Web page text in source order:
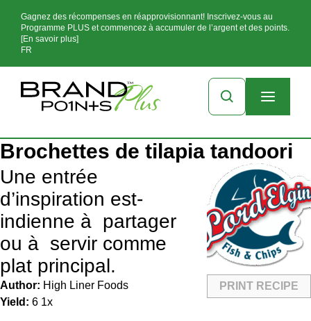
Gagnez des récompenses en réapprovisionnant! Inscrivez-vous au
Programme PLUS et commencez à accumuler de l’argent et des points.
[En savoir plus]
FR
Brochettes de tilapia tandoori
PRINT RECIPE
Une entrée
d’inspiration est-
indienne à partager
ou à servir comme
plat principal.
Author: High Liner Foods
Yield: 6 1x